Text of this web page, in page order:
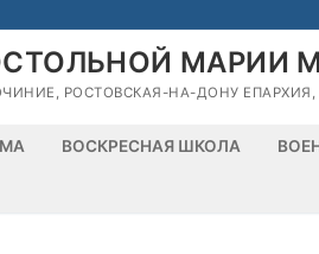
МАРИИ
РОСТОВСКАЯ-НА-ДОНУ
ВОСКРЕСНАЯ ШКОЛА